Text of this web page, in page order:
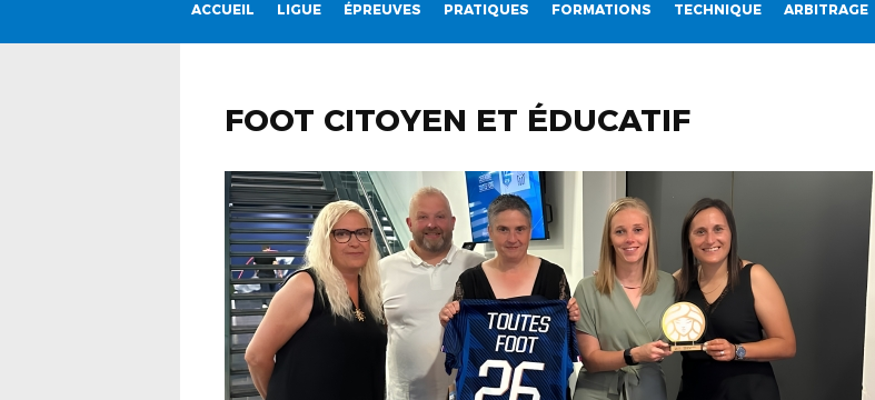
ACCUEIL LIGUE ÉPREUVES PRATIQUES FORMATIONS TECHNIQUE ARBITRAGE
FOOT CITOYEN ET ÉDUCATIF